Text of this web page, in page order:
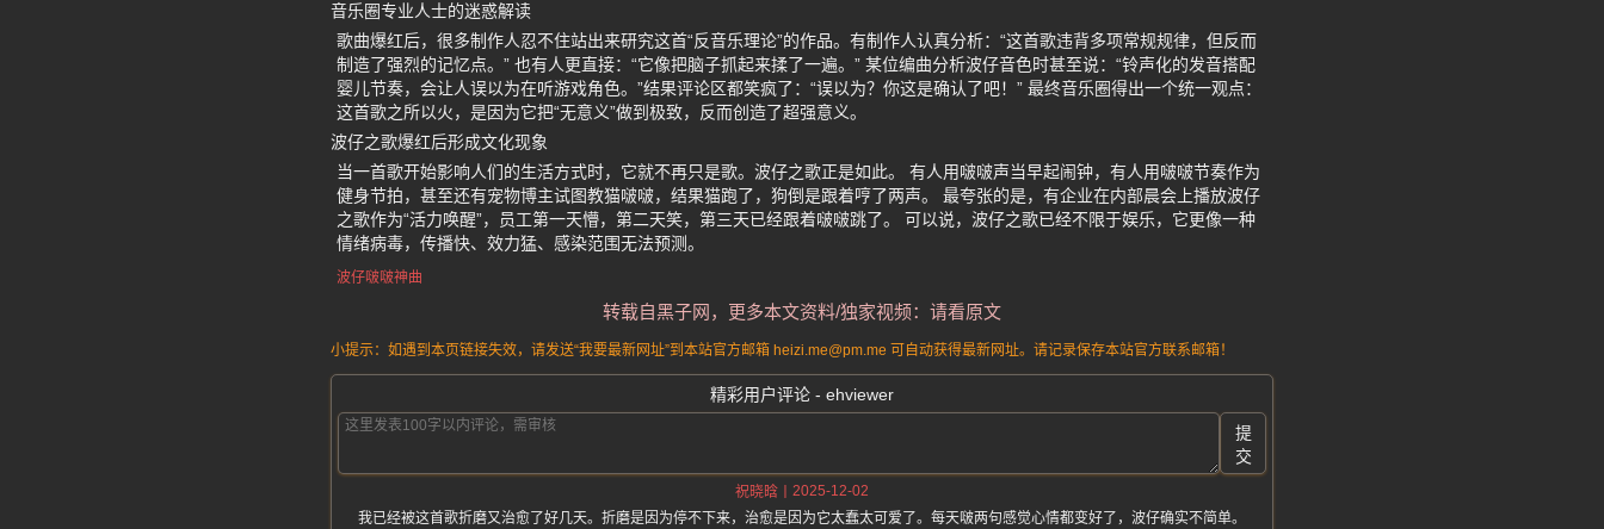
音乐圈专业人士的迷惑解读
歌曲爆红后，很多制作人忍不住站出来研究这首“反音乐理论”的作品。有制作人认真分析：“这首歌违背多项常规规律，但反而
制造了强烈的记忆点。” 也有人更直接：“它像把脑子抓起来揉了一遍。” 某位编曲分析波仔音色时甚至说：“铃声化的发音搭配
婴儿节奏，会让人误以为在听游戏角色。”结果评论区都笑疯了：“误以为？你这是确认了吧！” 最终音乐圈得出一个统一观点：
这首歌之所以火，是因为它把“无意义”做到极致，反而创造了超强意义。
波仔之歌爆红后形成文化现象
当一首歌开始影响人们的生活方式时，它就不再只是歌。波仔之歌正是如此。 有人用啵啵声当早起闹钟，有人用啵啵节奏作为
健身节拍，甚至还有宠物博主试图教猫啵啵，结果猫跑了，狗倒是跟着哼了两声。 最夸张的是，有企业在内部晨会上播放波仔
之歌作为“活力唤醒”，员工第一天懵，第二天笑，第三天已经跟着啵啵跳了。 可以说，波仔之歌已经不限于娱乐，它更像一种
情绪病毒，传播快、效力猛、感染范围无法预测。
波仔啵啵神曲
转载自黑子网，更多本文资料/独家视频：请看原文
小提示：如遇到本页链接失效，请发送“我要最新网址”到本站官方邮箱 heizi.me@pm.me 可自动获得最新网址。请记录保存本站官方联系邮箱！
精彩用户评论 - ehviewer
提
交
祝晓晗
2025-12-02
我已经被这首歌折磨又治愈了好几天。折磨是因为停不下来，治愈是因为它太蠢太可爱了。每天啵两句感觉心情都变好了，波仔确实不简单。